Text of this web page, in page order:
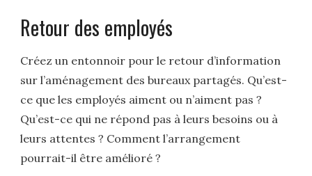
Retour des employés
Créez un entonnoir pour le retour d’information
sur l’aménagement des bureaux partagés. Qu’est-
ce que les employés aiment ou n’aiment pas ?
Qu’est-ce qui ne répond pas à leurs besoins ou à
leurs attentes ? Comment l’arrangement
pourrait-il être amélioré ?